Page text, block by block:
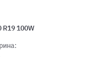
R19 100W